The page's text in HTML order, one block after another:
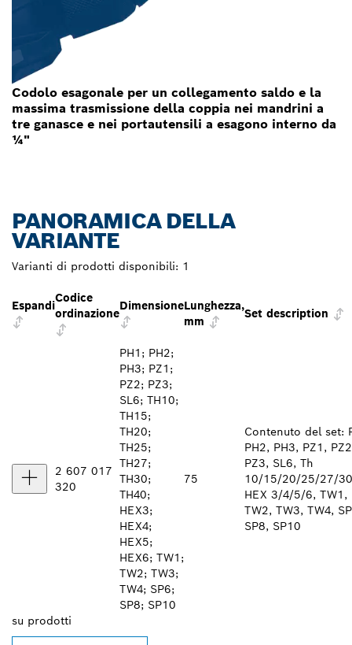
Codolo esagonale per un collegamento saldo e la
massima trasmissione della coppia nei mandrini a
tre ganasce e nei portautensili a esagono interno da
¼"
PANORAMICA DELLA
VARIANTE
Varianti di prodotti disponibili: 1
Espandi
Codice
ordinazione
DimensioneLunghezza,
mm
Set description
2 607 017
320
PH1; PH2;
PH3; PZ1;
PZ2; PZ3;
SL6; TH10;
TH15;
TH20;
TH25;
TH27;
TH30;
TH40;
HEX3;
HEX4;
HEX5;
HEX6; TW1;
TW2; TW3;
TW4; SP6;
SP8; SP10
75
Contenuto del set:
PH2, PH3, PZ1,
PZ3, SL6, Th
10/15/20/25/27/
HEX 3/4/5/6, TW1,
TW2, TW3, TW4,
SP8, SP10
su prodotti